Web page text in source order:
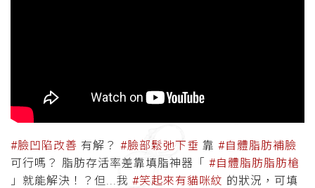
#臉凹陷改善 有解？ #臉部鬆弛下垂 靠 #自體脂肪補臉
可行嗎？ 脂肪存活率差靠填脂神器「 #自體脂肪脂肪槍
」就能解決！？ 但...我 #笑起來有貓咪紋 的狀況，可填